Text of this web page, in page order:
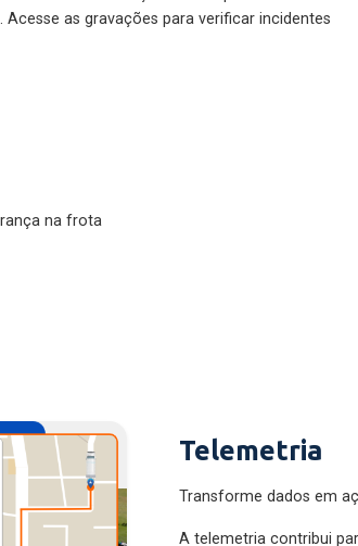
as gravações para verificar incidentes
na frota
Telemetria
Transforme dados em
A telemetria contribui